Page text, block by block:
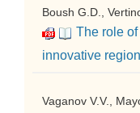
Boush G.D.,
The role
innovative
Vaganov V.V.,